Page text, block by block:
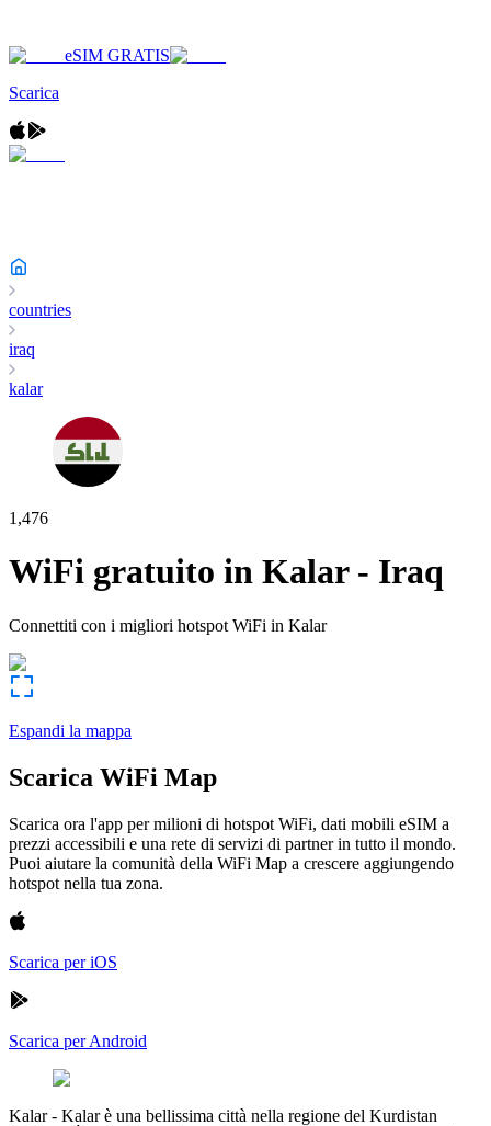
eSIM GRATIS
Scarica
countries
iraq
kalar
1,476
WiFi gratuito in Kalar- Iraq
Connettiti con i migliori hotspot WiFi in Kalar
Espandi la mappa
Scarica WiFi Map
Scarica ora l'app per milioni di hotspot WiFi, dati mobili eSIM a
prezzi accessibili e una rete di servizi di partner in tutto il mondo.
Puoi aiutare la comunità della WiFi Map a crescere aggiungendo
hotspot nella tua zona.
Scarica per iOS
Scarica per Android
Kalar- Kalar è una bellissima città nella regione del Kurdistan